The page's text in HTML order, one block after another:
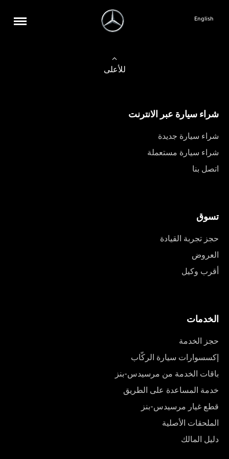
English
للأعلى
شراء سيارة عبر الانترنت
شراء سيارة جديدة
شراء سيارة مستعملة
اتصل بنا
تسوق
حجز تجربة القيادة
العروض
أقرب وكيل
الخدمات
حجز الخدمة
إكسسوارات سيارة الركّاب
باقات الخدمة من مرسيدس-بنز
خدمة المساعدة على الطريق
قطع غيار مرسيدس-بنز
الملحقات الأصلية
دليل المالك